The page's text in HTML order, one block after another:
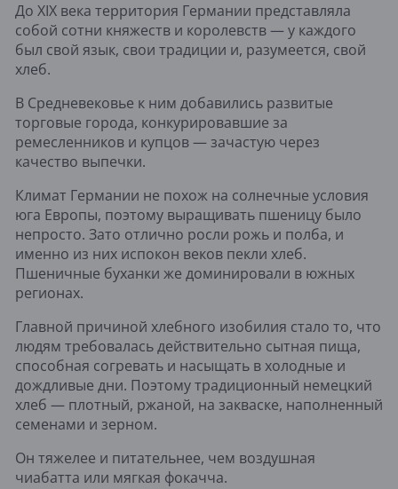
До XIX века территория Германии представляла
собой сотни княжеств и королевств — у каждого
был свой язык, свои традиции и, разумеется, свой
хлеб.
В Средневековье к ним добавились развитые
торговые города, конкурировавшие за
ремесленников и купцов — зачастую через
качество выпечки.
Климат Германии не похож на солнечные условия
юга Европы, поэтому выращивать пшеницу было
непросто. Зато отлично росли рожь и полба, и
именно из них испокон веков пекли хлеб.
Пшеничные буханки же доминировали в южных
регионах.
Главной причиной хлебного изобилия стало то, что
людям требовалась действительно сытная пища,
способная согревать и насыщать в холодные и
дождливые дни. Поэтому традиционный немецкий
хлеб — плотный, ржаной, на закваске, наполненный
семенами и зерном.
Он тяжелее и питательнее, чем воздушная
чиабатта или мягкая фокачча.